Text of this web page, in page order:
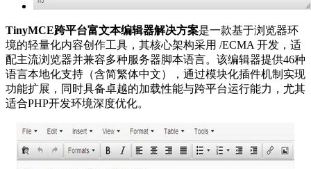
TinyMCE跨平台富文本编辑器解决方案是一款基于浏览器环
境的轻量化内容创作工具，其核心架构采用 /ECMA 开发，适
配主流浏览器并兼容多种服务器脚本语言。该编辑器提供46种
语言本地化支持（含简繁体中文），通过模块化插件机制实现
功能扩展，同时具备卓越的加载性能与跨平台运行能力，尤其
适合PHP开发环境深度优化。